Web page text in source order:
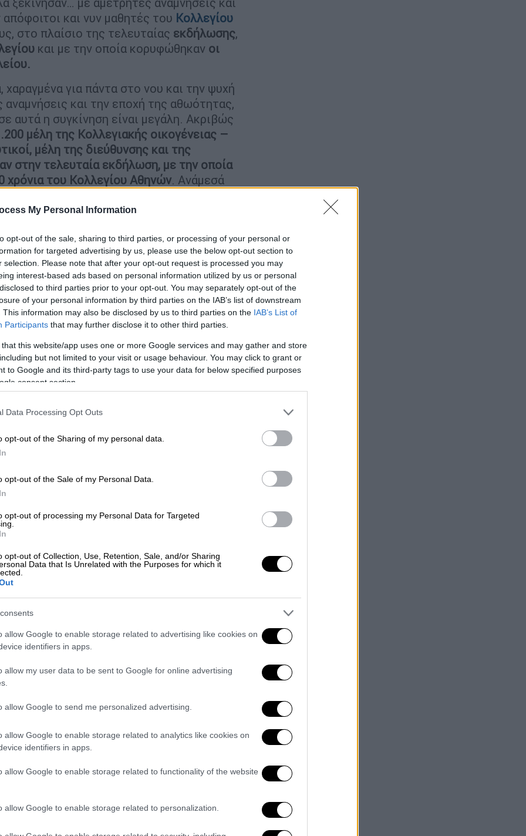
My Personal Information
opt-out of the sale, sharing to third parties, or processing of your personal or
for targeted advertising by us, please use the below opt-out section to
selection. Please note that after your opt-out request is processed you may
interest-based ads based on personal information utilized by us or personal
to third parties prior to your opt-out. You may separately opt-out of the
of your personal information by third parties on the IAB’s list of downstream
This information may also be disclosed by us to third parties on the IAB’s List of
Participants that may further disclose it to other third parties.
that this website/app uses one or more Google services and may gather and store
but not limited to your visit or usage behaviour. You may click to grant or
to Google and its third-party tags to use your data for below specified purposes
consent section.
Data Processing Opt Outs
opt-out of the Sharing of my personal data.
opt-out of the Sale of my Personal Data.
opt-out of processing my Personal Data for Targeted
opt-out of Collection, Use, Retention, Sale, and/or Sharing
Data that Is Unrelated with the Purposes for which it
allow Google to enable storage related to advertising like cookies on
identifiers in apps.
allow my user data to be sent to Google for online advertising
allow Google to send me personalized advertising.
allow Google to enable storage related to analytics like cookies on
identifiers in apps.
allow Google to enable storage related to functionality of the website
allow Google to enable storage related to personalization.
και νυν μαθητές του Κολλεγίου
στο πλαίσιο της τελευταίας εκδήλωσης,
και με την οποία κορυφώθηκαν οι
χαραγμένα για πάντα στο νου και την ψυχή
αναμνήσεις και την εποχή της αθωότητας,
αυτά η συγκίνηση είναι μεγάλη. Ακριβώς
μέλη της Κολλεγιακής οικογένειας –
μέλη της διεύθυνσης και της
στην τελευταία εκδήλωση, με την οποία
χρόνια του Κολλεγίου Αθηνών. Ανάμεσά
επιχειρήσεωνκαι του
κόσμο η Ελλάδα με 657
στηρίζει γυναίκες-θύματα βίας και
Κοινωνικής Ευθύνης
τη δημιουργία του στη
και τη γενναιοδωρία φωτισμένων
Μπενάκη και τον Στέφανο Δέλτακαι
Οι εορτασμοί για την
ξεκίνησαν από την άνοιξη του 2025
αυτό διοργανώθηκαν μια σειρά
και ΗΠΑ. Η τελευταία, όμως,